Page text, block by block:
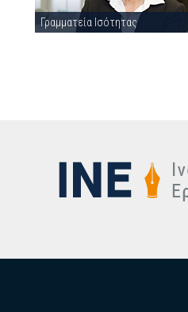
Γραμματεία Ισότητας